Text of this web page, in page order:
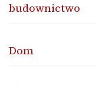
budownictwo
Dom